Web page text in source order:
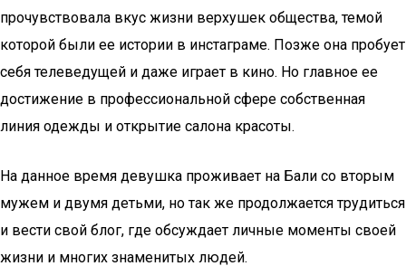
прочувствовала вкус жизни верхушек общества, темой
которой были ее истории в инстаграме. Позже она пробует
себя телеведущей и даже играет в кино. Но главное ее
достижение в профессиональной сфере собственная
линия одежды и открытие салона красоты.
На данное время девушка проживает на Бали со вторым
мужем и двумя детьми, но так же продолжается трудиться
и вести свой блог, где обсуждает личные моменты своей
жизни и многих знаменитых людей.